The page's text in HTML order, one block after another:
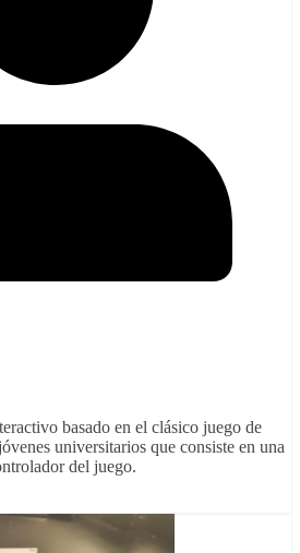
basado en el clásico juego de
universitarios que consiste en una
del juego.